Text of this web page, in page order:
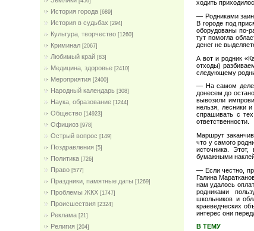
История города [689]
История в судьбах [294]
Культура, творчество [1260]
Криминал [2067]
Любимый край [83]
Медицина, здоровье [2410]
Мероприятия [2400]
Народный календарь [308]
Наука, образование [1244]
Общество [14923]
Официоз [978]
Острый вопрос [149]
Поздравления [5]
Политика [726]
Право [577]
Праздники, памятные даты [1269]
Проблемы ЖКХ [1747]
Проиcшествия [2324]
Реклама [21]
Религия [204]
ходить
— Родниками
В городе под
оборудованы по-
тут помогла
денег не
А вот и родник
отходы)
следующему
— На самом деле
донесем до
вывозили
нельзя, лесники
спрашивать с
ответственности.
Маршрут
что у самого
источника.
бумажными
— Если честно,
Галина
нам удалось
родниками
школьников и
краеведческих
интерес они
В ТЕМУ